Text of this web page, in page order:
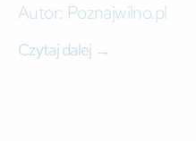
Autor: Poznajwilno.pl
Czytaj dalej →